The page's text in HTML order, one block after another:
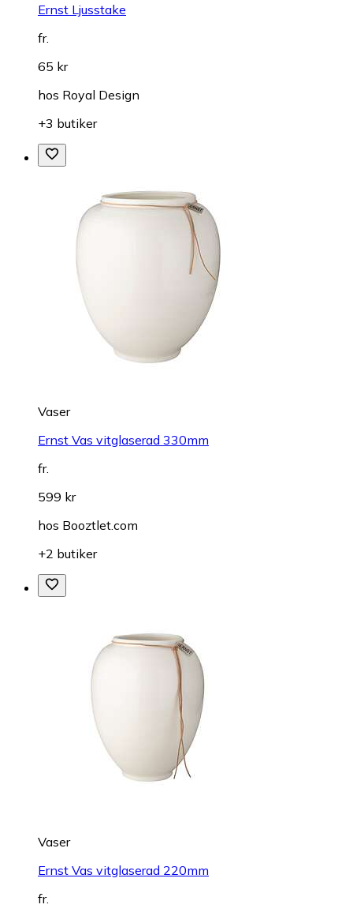
Ernst Ljusstake
fr.
65 kr
hos Royal Design
+3 butiker
Vaser
Ernst Vas vitglaserad 330mm
fr.
599 kr
hos Booztlet.com
+2 butiker
Vaser
Ernst Vas vitglaserad 220mm
fr.